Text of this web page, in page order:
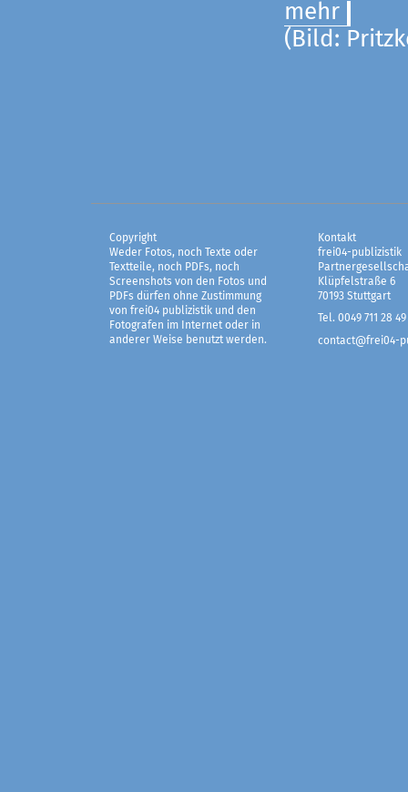
mehr
(Bild:
Copyright
Weder Fotos, noch Texte oder
Textteile, noch PDFs, noch
Screenshots von den Fotos und
PDFs dürfen ohne Zustimmung
von frei04 publizistik und den
Fotografen im Internet oder in
anderer Weise benutzt werden.
Kontakt
frei04-publizistik
Klüpfelstraße 6
70193 Stuttgart
Tel. 0049 711 28 49
contact@frei04-